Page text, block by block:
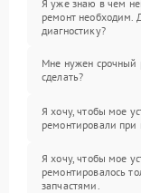
Я уже знаю в чем
ремонт необходим.
диагностику?
Мне нужен срочный
сделать?
Я хочу, чтобы мое
ремонтировали при
Я хочу, чтобы мое
ремонтировалось
запчастями.